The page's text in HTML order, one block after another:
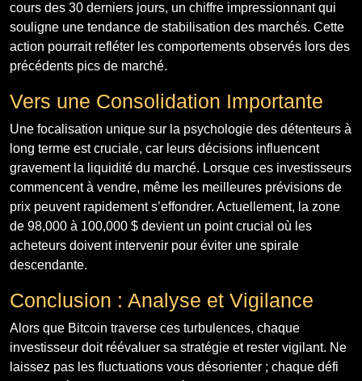
cours des 30 derniers jours, un chiffre impressionnant qui
souligne une tendance de stabilisation des marchés. Cette
action pourrait refléter les comportements observés lors des
précédents pics de marché.
Vers une Consolidation Importante
Une focalisation unique sur la psychologie des détenteurs à
long terme est cruciale, car leurs décisions influencent
gravement la liquidité du marché. Lorsque ces investisseurs
commencent à vendre, même les meilleures prévisions de
prix peuvent rapidement s’effondrer. Actuellement, la zone
de 98,000 à 100,000 $ devient un point crucial où les
acheteurs doivent intervenir pour éviter une spirale
descendante.
Conclusion : Analyse et Vigilance
Alors que Bitcoin traverse ces turbulences, chaque
investisseur doit réévaluer sa stratégie et rester vigilant. Ne
laissez pas les fluctuations vous désorienter ; chaque défi